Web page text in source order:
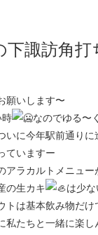
諏訪角打
願いします〜
時
なのでゆる〜
いに今年駅前通りに
ていますー
アラカルトメニュ
の生カキ
は少
トは基本飲み物だ
私たちと一緒に楽